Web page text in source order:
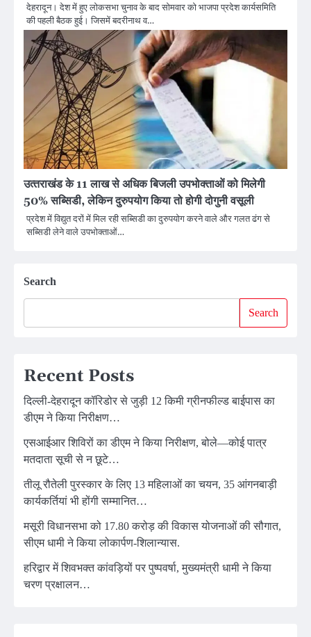
देहरादून। देश में हुए लोकसभा चुनाव के बाद सोमवार को भाजपा प्रदेश कार्यसमिति
की पहली बैठक हुई। जिसमें बदरीनाथ व…
उत्‍तराखंड के 11 लाख से अधिक बिजली उपभोक्ताओं को मिलेगी
50% सब्सिडी, लेकिन दुरुपयोग किया तो होगी दोगुनी वसूली
प्रदेश में विद्युत दरों में मिल रही सब्सिडी का दुरुपयोग करने वाले और गलत ढंग से
सब्सिडी लेने वाले उपभोक्ताओं…
Search
Search
Recent Posts
दिल्ली-देहरादून कॉरिडोर से जुड़ी 12 किमी ग्रीनफील्ड बाईपास का
डीएम ने किया निरीक्षण…
एसआईआर शिविरों का डीएम ने किया निरीक्षण, बोले—कोई पात्र
मतदाता सूची से न छूटे…
तीलू रौतेली पुरस्कार के लिए 13 महिलाओं का चयन, 35 आंगनबाड़ी
कार्यकर्तियां भी होंगी सम्मानित…
मसूरी विधानसभा को 17.80 करोड़ की विकास योजनाओं की सौगात,
सीएम धामी ने किया लोकार्पण-शिलान्यास.
हरिद्वार में शिवभक्त कांवड़ियों पर पुष्पवर्षा, मुख्यमंत्री धामी ने किया
चरण प्रक्षालन…